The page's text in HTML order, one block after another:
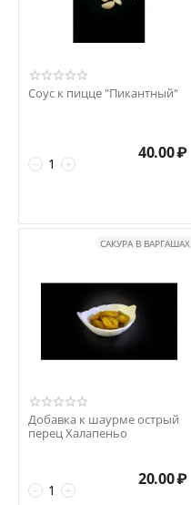
Соус к пицце "Пикантный"
+
−
40.00₽
САКУРА В ВАРГАШАХ
Добавка к шаурме острый
перец Халапеньо
+
−
20.00₽